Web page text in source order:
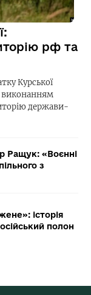
рф та
Курської
виконанням
держави-
Ращук: «Воєнні
з
історія
полон